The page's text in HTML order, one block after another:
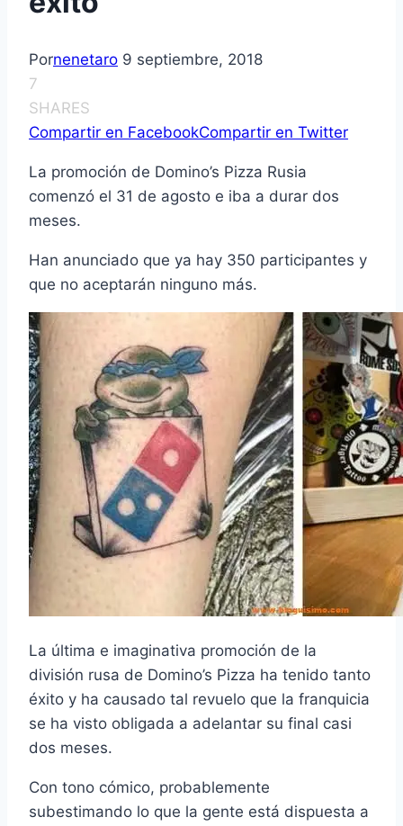
Pornenetaro 9 septiembre, 2018
7
SHARES
Compartir en FacebookCompartir en Twitter
La promoción de Domino’s Pizza Rusia
comenzó el 31 de agosto e iba a durar dos
meses.
Han anunciado que ya hay 350 participantes y
que no aceptarán ninguno más.
La última e imaginativa promoción de la
división rusa de Domino’s Pizza ha tenido tanto
éxito y ha causado tal revuelo que la franquicia
se ha visto obligada a adelantar su final casi
dos meses.
Con tono cómico, probablemente
subestimando lo que la gente está dispuesta a